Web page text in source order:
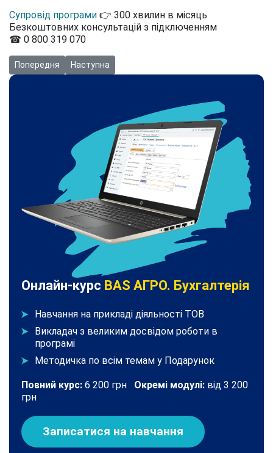
Супровід програми 👉 300 хвилин в місяць
Безкоштовних консультацій з підключенням
☎ 0 800 319 070
Попередня стаття: Відео: Як відобразити витрати на ремонт та
Попередня Наступна стаття: Відео: Як прийняти на роботу
Наступна
Онлайн-курс BAS АГРО. Бухгалтерія
Навчання на прикладі діяльності ТОВ
Викладач з великим досвідом роботи в
програмі
Методичка по всім темам у Подарунок
Повний курс: 6 200 грн Окремі модулі: від 3 200
грн
Записатися на навчання